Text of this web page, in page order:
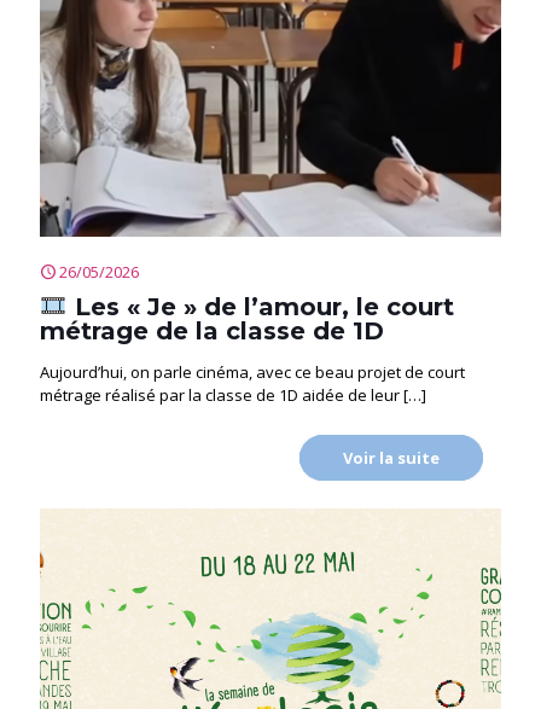
26/05/2026
Les « Je » de l’amour, le court
métrage de la classe de 1D
Aujourd’hui, on parle cinéma, avec ce beau projet de court
métrage réalisé par la classe de 1D aidée de leur[…]
Voir la suite